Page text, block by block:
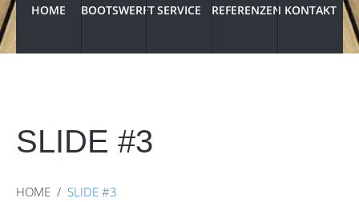
HOME BOOTSWERFTSERVICE REFERENZEN KONTAKT
SLIDE #3
HOME SLIDE #3